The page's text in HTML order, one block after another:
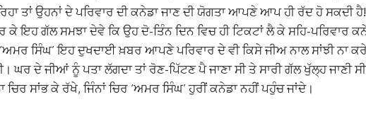
ਤਾਂ ਉਹਨਾਂ ਦੇ ਪਰਿਵਾਰ ਦੀ ਕਨੇਡਾ ਜਾਣ ਦੀ ਯੋਗਤਾ ਆਪਣੇ ਆਪ ਹੀ ਰੱਦ ਹੋ ਸਕਦੀ ਹੈ!
ਕੇ ਇਹ ਗੱਲ ਸਮਝਾ ਦੇਵੇ ਕਿ ਉਹ ਦੋ-ਤਿੰਨ ਦਿਨ ਵਿਚ ਹੀ ਟਿਕਟਾਂ ਲੈ ਕੇ ਸਹਿ-ਪਰਿਵਾਰ
ਸਿੰਘ’ ਇਹ ਦੁਖਦਾਈ ਖ਼ਬਰ ਆਪਣੇ ਪਰਿਵਾਰ ਦੇ ਵੀ ਕਿਸੇ ਜੀਅ ਨਾਲ ਸਾਂਝੀ ਨਾ
ਘਰ ਦੇ ਜੀਆਂ ਨੂੰ ਪਤਾ ਲੱਗਦਾ ਤਾਂ ਰੋਣ-ਪਿੱਟਣ ਪੈ ਜਾਣਾ ਸੀ ਤੇ ਸਾਰੀ ਗੱਲ ਖੁੱਲ੍ਹ ਜਾਣੀ
ਸਾਂਭ ਕੇ ਰੱਖੇ, ਜਿੰਨਾਂ ਚਿਰ ‘ਅਮਰ ਸਿੰਘ’ ਹੁਰੀਂ ਕਨੇਡਾ ਨਹੀਂ ਪਹੁੰਚ ਜਾਂਦੇ।